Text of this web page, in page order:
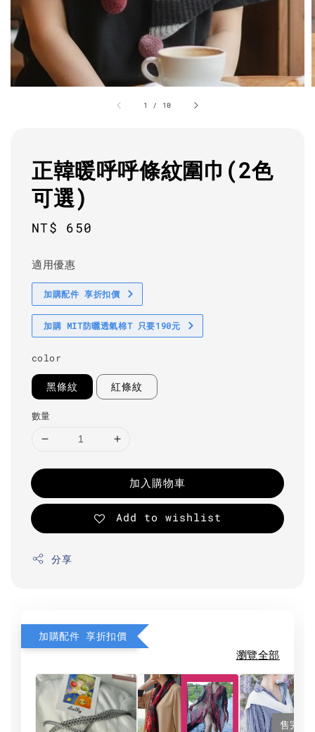
1 / 10
正韓暖呼呼條紋圍巾(2色
可選)
Regular
NT$ 650
適用優惠
加購配件 享折扣價
加購 MIT防曬透氣棉T 只要190元
color
黑條紋 紅條紋
數量
加入購物車
Add to wishlist
分享
加購配件 享折扣價
瀏覽全部
售完